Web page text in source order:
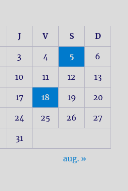
J V S D
3 4 5 6
10 11 12 13
17 18 19 20
24 25 26 27
31
aug. »